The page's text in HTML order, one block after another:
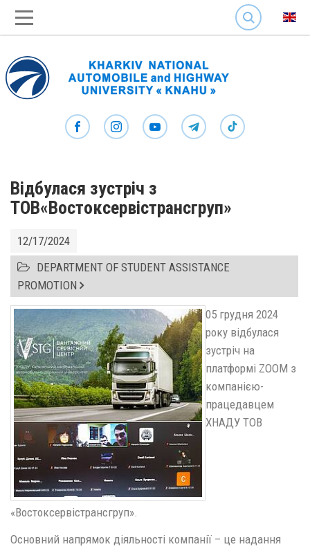
SEARCH
Відбулася зустріч з
ТОВ«Востоксервістрансгруп»
12/17/2024
DEPARTMENT OF STUDENT ASSISTANCE
PROMOTION
05 грудня 2024
року відбулася
зустріч на
платформі ZOOM з
компанією-
працедавцем
ХНАДУ ТОВ
«Востоксервістрансгруп».
Основний напрямок діяльності компанії – це надання